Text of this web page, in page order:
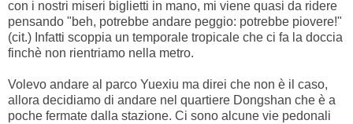
con i nostri miseri biglietti in mano, mi viene quasi da ridere
pensando "beh, potrebbe andare peggio: potrebbe piovere!"
(cit.) Infatti scoppia un temporale tropicale che ci fa la doccia
finchè non rientriamo nella metro.
Volevo andare al parco Yuexiu ma direi che non è il caso,
allora decidiamo di andare nel quartiere Dongshan che è a
poche fermate dalla stazione. Ci sono alcune vie pedonali